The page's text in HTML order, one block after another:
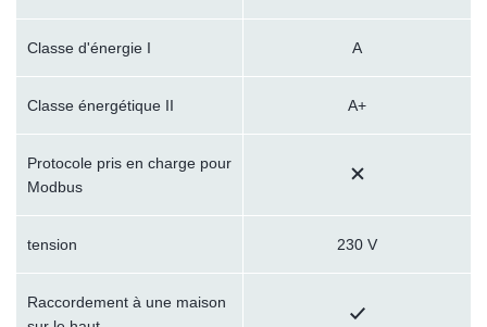
Classe d'énergie I A
Classe énergétique II A+
Protocole pris en charge pour
Modbus
tension 230 V
Raccordement à une maison